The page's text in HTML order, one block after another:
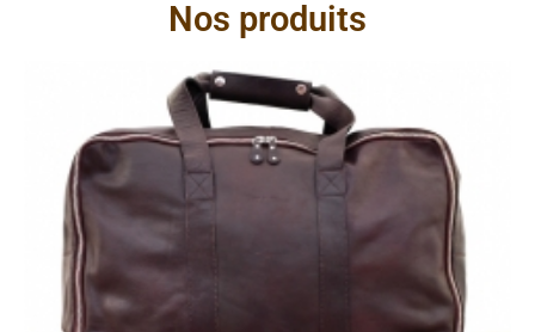
Nos produits